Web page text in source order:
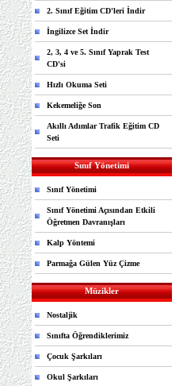
2. Sınıf Eğitim CD'leri İndir
İngilizce Set İndir
2, 3, 4 ve 5. Sınıf Yaprak Test
CD'si
Hızlı Okuma Seti
Kekemeliğe Son
Akıllı Adımlar Trafik Eğitim CD
Seti
Sınıf Yönetimi
Sınıf Yönetimi
Sınıf Yönetimi Açısından Etkili
Öğretmen Davranışları
Kalp Yöntemi
Parmağa Gülen Yüz Çizme
Müzikler
Nostaljik
Sınıfta Öğrendiklerimiz
Çocuk Şarkıları
Okul Şarkıları